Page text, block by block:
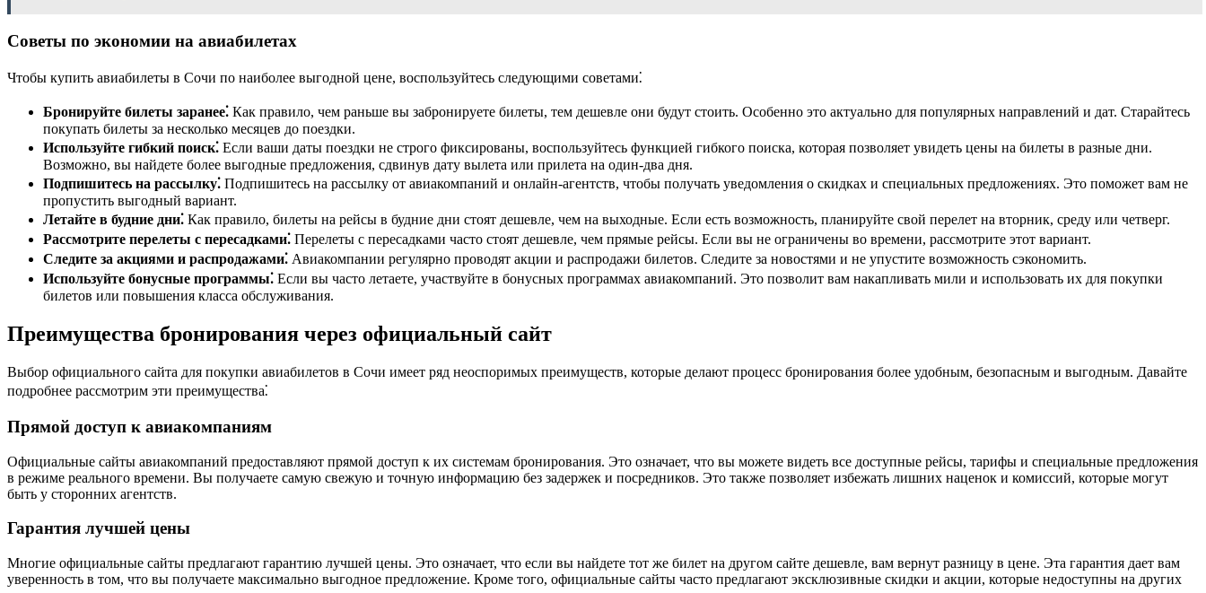
Советы по экономии на авиабилетах
Чтобы купить авиабилеты в Сочи по наиболее выгодной цене, воспользуйтесь следующими советами⁚
Бронируйте билеты заранее⁚ Как правило, чем раньше вы забронируете билеты, тем дешевле они будут стоить. Особенно это актуально для популярных направлений и дат. Старайтесь
покупать билеты за несколько месяцев до поездки.
Используйте гибкий поиск⁚ Если ваши даты поездки не строго фиксированы, воспользуйтесь функцией гибкого поиска, которая позволяет увидеть цены на билеты в разные дни.
Возможно, вы найдете более выгодные предложения, сдвинув дату вылета или прилета на один-два дня.
Подпишитесь на рассылку⁚ Подпишитесь на рассылку от авиакомпаний и онлайн-агентств, чтобы получать уведомления о скидках и специальных предложениях. Это поможет вам не
пропустить выгодный вариант.
Летайте в будние дни⁚ Как правило, билеты на рейсы в будние дни стоят дешевле, чем на выходные. Если есть возможность, планируйте свой перелет на вторник, среду или четверг.
Рассмотрите перелеты с пересадками⁚ Перелеты с пересадками часто стоят дешевле, чем прямые рейсы. Если вы не ограничены во времени, рассмотрите этот вариант.
Следите за акциями и распродажами⁚ Авиакомпании регулярно проводят акции и распродажи билетов. Следите за новостями и не упустите возможность сэкономить.
Используйте бонусные программы⁚ Если вы часто летаете, участвуйте в бонусных программах авиакомпаний. Это позволит вам накапливать мили и использовать их для покупки
билетов или повышения класса обслуживания.
Преимущества бронирования через официальный сайт
Выбор официального сайта для покупки авиабилетов в Сочи имеет ряд неоспоримых преимуществ, которые делают процесс бронирования более удобным, безопасным и выгодным. Давайте
подробнее рассмотрим эти преимущества⁚
Прямой доступ к авиакомпаниям
Официальные сайты авиакомпаний предоставляют прямой доступ к их системам бронирования. Это означает, что вы можете видеть все доступные рейсы, тарифы и специальные предложения
в режиме реального времени. Вы получаете самую свежую и точную информацию без задержек и посредников. Это также позволяет избежать лишних наценок и комиссий, которые могут
быть у сторонних агентств.
Гарантия лучшей цены
Многие официальные сайты предлагают гарантию лучшей цены. Это означает, что если вы найдете тот же билет на другом сайте дешевле, вам вернут разницу в цене. Эта гарантия дает вам
уверенность в том, что вы получаете максимально выгодное предложение. Кроме того, официальные сайты часто предлагают эксклюзивные скидки и акции, которые недоступны на других